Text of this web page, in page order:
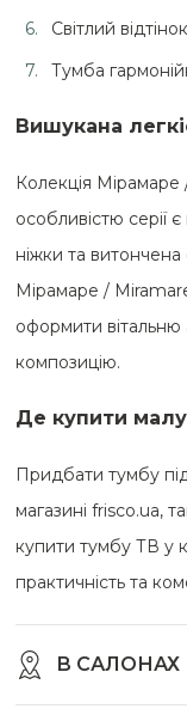
Світлий
Тумба
Вишукана
Колекція Мірамаре
особливістю серії
ніжки та
Мірамаре /
оформити вітальню
композицію.
Де купити
Придбати тумбу
магазині frisco.ua,
купити тумбу ТВ у
практичність та
В САЛОНАХ